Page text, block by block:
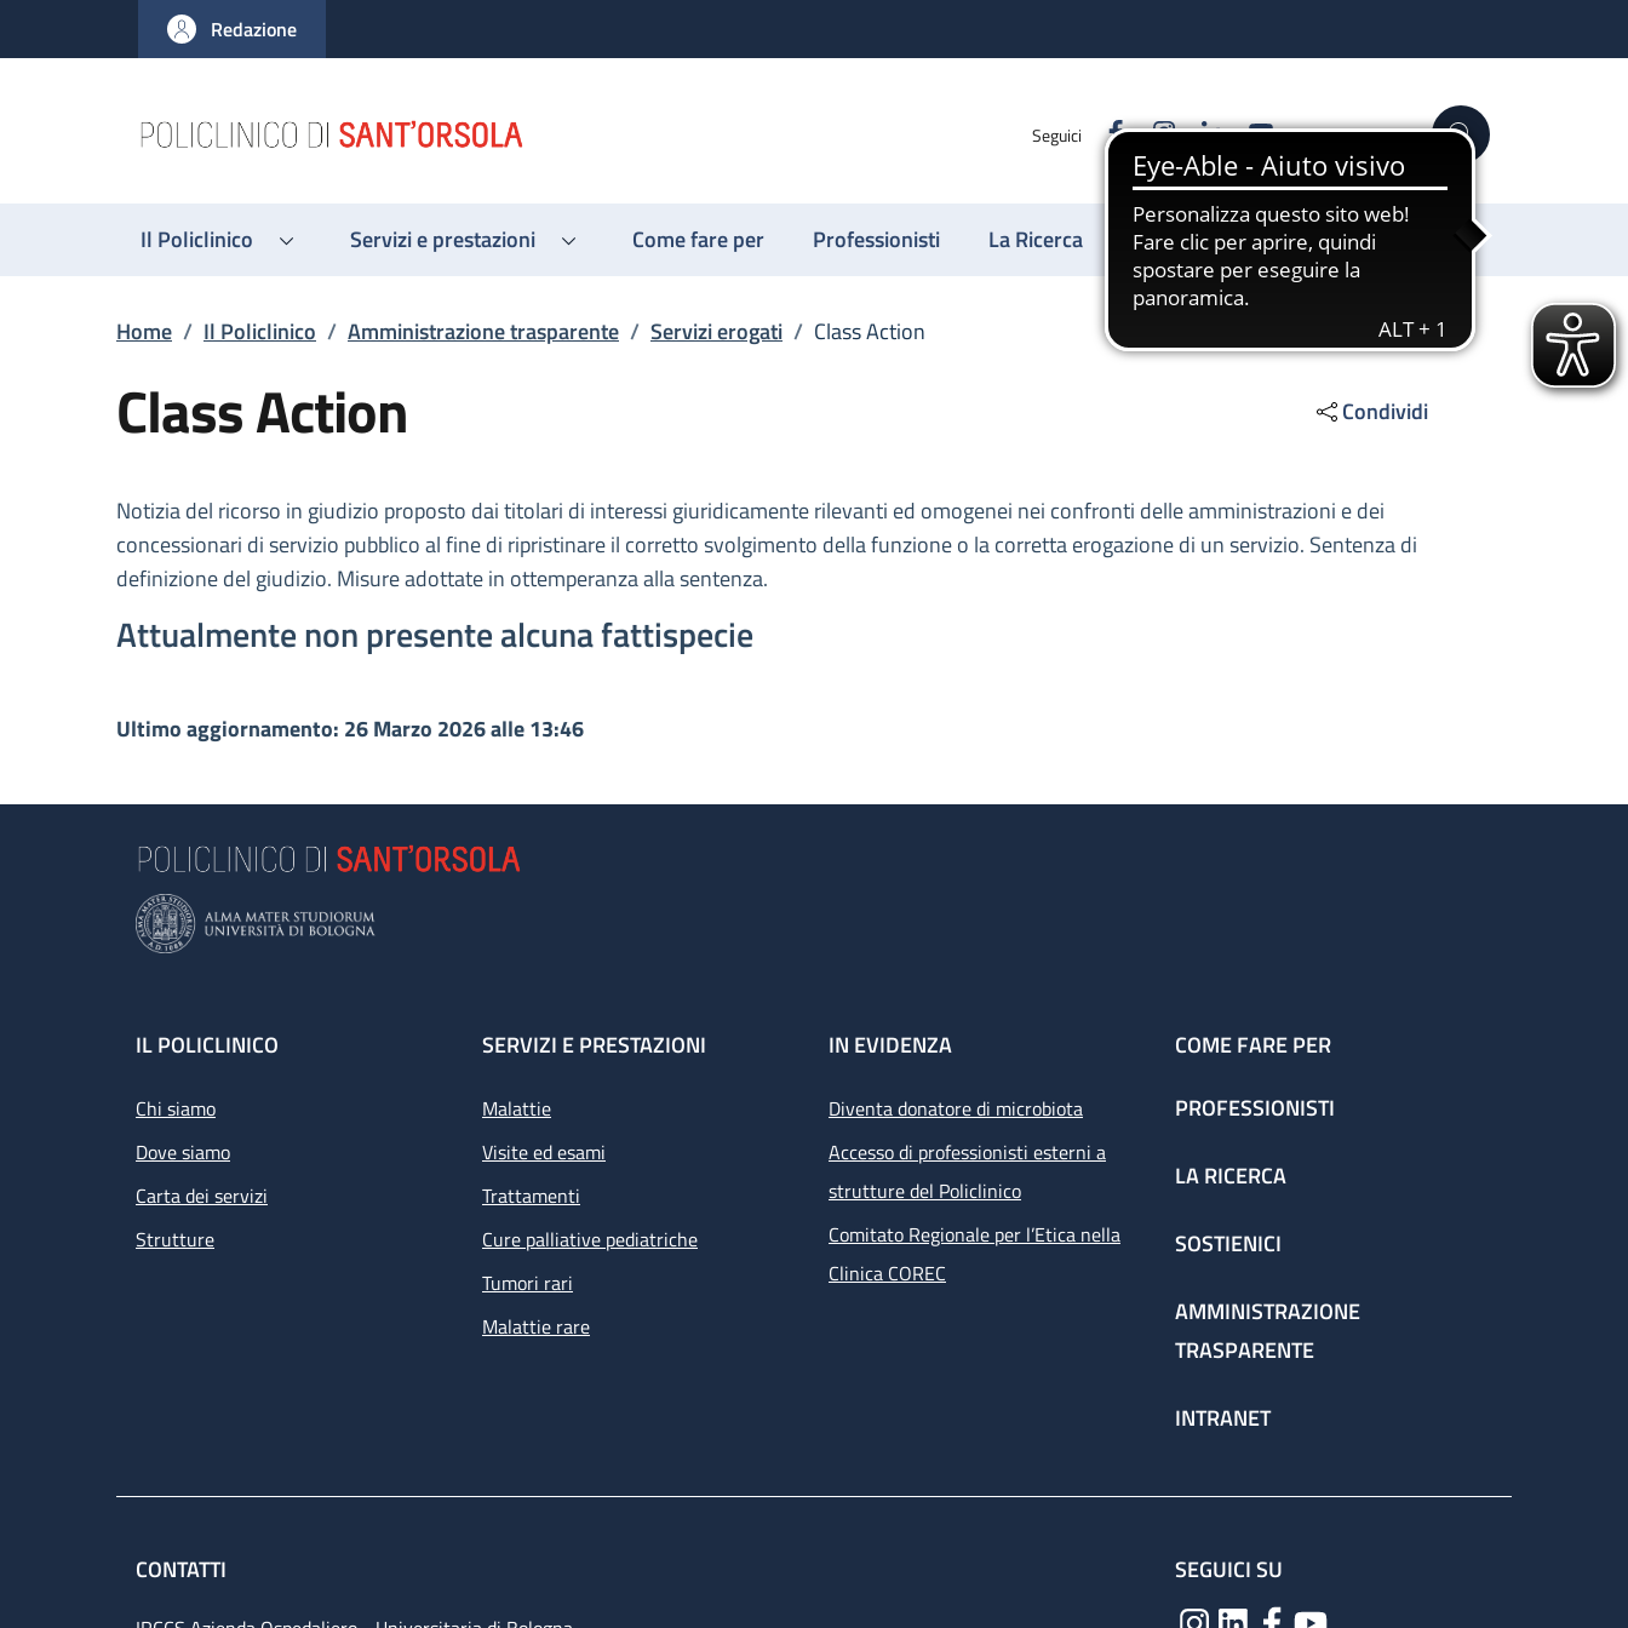
al contenuto principale
to footer content
Redazione
Seguici FacebookInstagram
LinkedinYouTube Cerca
Il Policlinico Servizi e prestazioni Come fare per Professionisti La Ricerca Sostienici
Briciole di pane
Home / Il Policlinico / Amministrazione trasparente / Servizi erogati / Class Action
Class Action Condividi
Descrizione
Notizia del ricorso in giudizio proposto dai titolari di interessi giuridicamente rilevanti ed omogenei nei confronti delle amministrazioni e dei
concessionari di servizio pubblico al fine di ripristinare il corretto svolgimento della funzione o la corretta erogazione di un servizio. Sentenza di
definizione del giudizio. Misure adottate in ottemperanza alla sentenza.
Attualmente non presente alcuna fattispecie
Ultimo aggiornamento: 26 Marzo 2026 alle 13:46
Footer
IL POLICLINICO
Chi siamo
Dove siamo
Carta dei servizi
Strutture
SERVIZI E PRESTAZIONI
Malattie
Visite ed esami
Trattamenti
Cure palliative pediatriche
Tumori rari
Malattie rare
IN EVIDENZA
Diventa donatore di microbiota
Accesso di professionisti esterni a
strutture del Policlinico
Comitato Regionale per l’Etica nella
Clinica COREC
COME FARE PER
PROFESSIONISTI
LA RICERCA
SOSTIENICI
AMMINISTRAZIONE
TRASPARENTE
INTRANET
CONTATTI SEGUICI SU